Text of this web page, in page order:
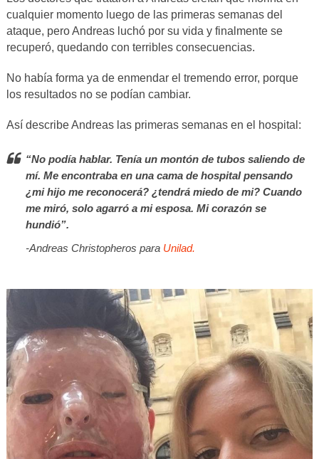
cualquier momento luego de las primeras semanas del
ataque, pero Andreas luchó por su vida y finalmente se
recuperó, quedando con terribles consecuencias.
No había forma ya de enmendar el tremendo error, porque
los resultados no se podían cambiar.
Así describe Andreas las primeras semanas en el hospital:
“No podía hablar. Tenía un montón de tubos saliendo de
mí. Me encontraba en una cama de hospital pensando
¿mi hijo me reconocerá? ¿tendrá miedo de mi? Cuando
me miró, solo agarró a mi esposa. Mi corazón se
hundió”.
-Andreas Christopheros para Unilad.